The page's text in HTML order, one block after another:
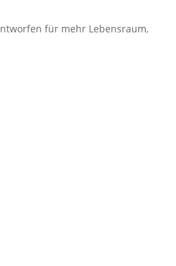
für mehr Lebensraum,